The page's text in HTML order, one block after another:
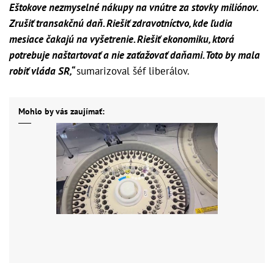
Eštokove nezmyselné nákupy na vnútre za stovky miliónov.
Zrušiť transakčnú daň. Riešiť zdravotníctvo, kde ľudia
mesiace čakajú na vyšetrenie. Riešiť ekonomiku, ktorá
potrebuje naštartovať a nie zaťažovať daňami. Toto by mala
robiť vláda SR,“sumarizoval šéf liberálov.
Mohlo by vás zaujímať: